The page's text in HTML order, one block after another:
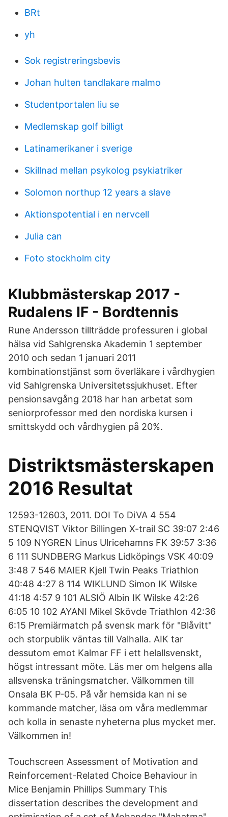
BRt
yh
Sok registreringsbevis
Johan hulten tandlakare malmo
Studentportalen liu se
Medlemskap golf billigt
Latinamerikaner i sverige
Skillnad mellan psykolog psykiatriker
Solomon northup 12 years a slave
Aktionspotential i en nervcell
Julia can
Foto stockholm city
Klubbmästerskap 2017 -
Rudalens IF - Bordtennis
Rune Andersson tillträdde professuren i global
hälsa vid Sahlgrenska Akademin 1 september
2010 och sedan 1 januari 2011
kombinationstjänst som överläkare i vårdhygien
vid Sahlgrenska Universitetssjukhuset. Efter
pensionsavgång 2018 har han arbetat som
seniorprofessor med den nordiska kursen i
smittskydd och vårdhygien på 20%.
Distriktsmästerskapen
2016 Resultat
12593-12603, 2011. DOI To DiVA 4 554
STENQVIST Viktor Billingen X-trail SC 39:07 2:46
5 109 NYGREN Linus Ulricehamns FK 39:57 3:36
6 111 SUNDBERG Markus Lidköpings VSK 40:09
3:48 7 546 MAIER Kjell Twin Peaks Triathlon
40:48 4:27 8 114 WIKLUND Simon IK Wilske
41:18 4:57 9 101 ALSIÖ Albin IK Wilske 42:26
6:05 10 102 AYANI Mikel Skövde Triathlon 42:36
6:15 Premiärmatch på svensk mark för "Blåvitt"
och storpublik väntas till Valhalla. AIK tar
dessutom emot Kalmar FF i ett helallsvenskt,
högst intressant möte. Läs mer om helgens alla
allsvenska träningsmatcher. Välkommen till
Onsala BK P-05. På vår hemsida kan ni se
kommande matcher, läsa om våra medlemmar
och kolla in senaste nyheterna plus mycket mer.
Välkommen in!
Touchscreen Assessment of Motivation and
Reinforcement-Related Choice Behaviour in
Mice Benjamin Phillips Summary This
dissertation describes the development and